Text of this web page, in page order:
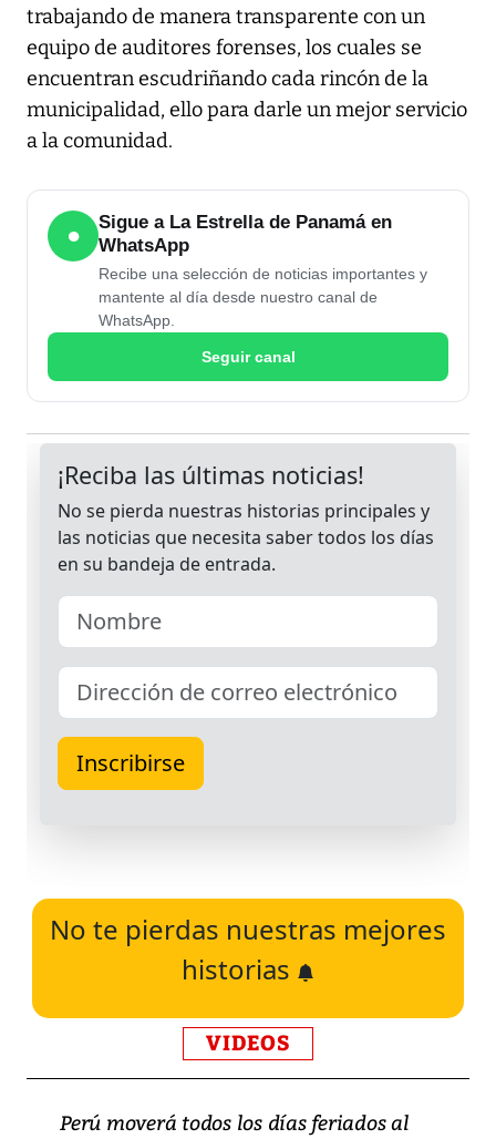
trabajando de manera transparente con un
equipo de auditores forenses, los cuales se
encuentran escudriñando cada rincón de la
municipalidad, ello para darle un mejor servicio
a la comunidad.
●
Sigue a La Estrella de Panamá en
WhatsApp
Recibe una selección de noticias importantes y
mantente al día desde nuestro canal de
WhatsApp.
Seguir canal
No te pierdas nuestras mejores
historias
VIDEOS
Perú moverá todos los días feriados al